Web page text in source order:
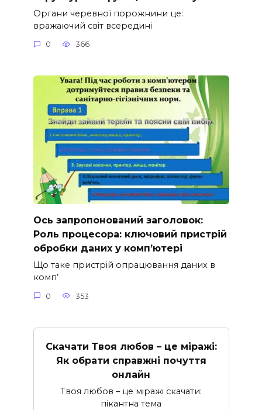
Органи черевної порожнини це:
вражаючий світ всередині
0 366
Ось запропонований заголовок:
Роль процесора: ключовий пристрій
обробки даних у комп’ютері
Що таке пристрій опрацювання даних в
комп’
0 353
Скачати Твоя любов – це міражі:
Як обрати справжні почуття
онлайн
Твоя любов – це міражі скачати:
пікантна тема